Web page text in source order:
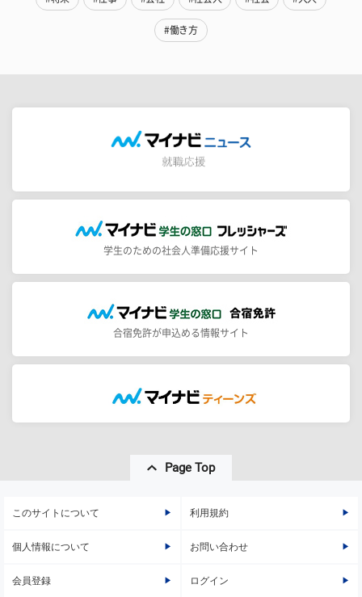
#働き方
学生のための社会人準備応援サイト
合宿免許が申込める情報サイト
Page Top
このサイトについて 利用規約
個人情報について お問い合わせ
会員登録 ログイン